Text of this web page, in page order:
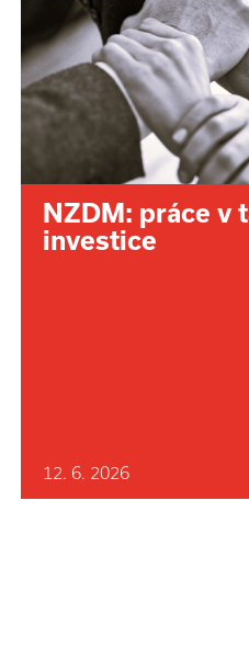
NZDM: práce v
investice
12. 6. 2026